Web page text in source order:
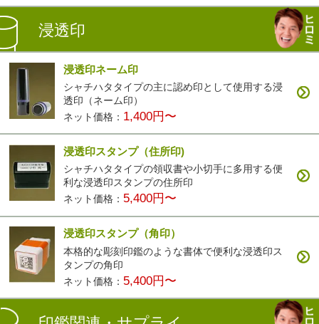
浸透印
浸透印ネーム印
シャチハタタイプの主に認め印として使用する浸
透印（ネーム印）
ネット価格： 1,400円〜
浸透印スタンプ（住所印)
シャチハタタイプの領収書や小切手に多用する便
利な浸透印スタンプの住所印
ネット価格： 5,400円〜
浸透印スタンプ（角印）
本格的な彫刻印鑑のような書体で便利な浸透印ス
タンプの角印
ネット価格： 5,400円〜